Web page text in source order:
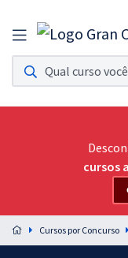
Assinatura
Acesso a todos os cursos.
Assinatura OAB
Acesso ilimitado a toda
Preparação completa e
residências em saúde do
cursos
Cursos por Concurso